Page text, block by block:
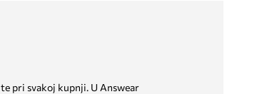
pri svakoj kupnji. U Answear